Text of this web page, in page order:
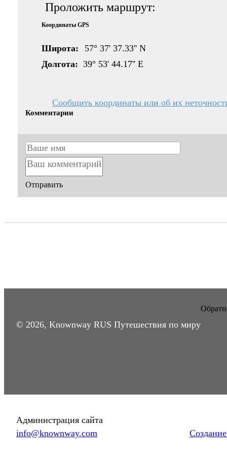
Проложить маршрут:
Координаты GPS
Широта:
57° 37' 37.33'' N
Долгота: 39° 53' 44.17'' E
Сообщить координаты или об их
Комментарии
Отправить
© 2026, Knownway RUS Путешествия по миру
Администрация сайта
info@knownway.com